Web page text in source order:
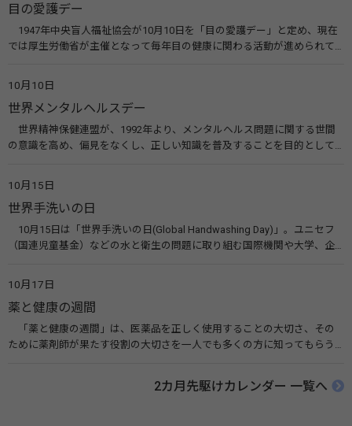
目の愛護デー
1947年中央盲人福祉協会が10月10日を「目の愛護デー」と定め、現在
では厚生労働省が主催となって毎年目の健康に関わる活動が進められて
会）
10月10日
世界メンタルヘルスデー
世界精神保健連盟が、1992年より、メンタルヘルス問題に関する世間
の意識を高め、偏見をなくし、正しい知識を普及することを目的として、
す。 関連リンク 世界メンタルヘルスデー（厚生労働省） 働く人のメンタ
ルヘルス・ポータルサイト「こころの耳」（厚生労働省）
10月15日
世界手洗いの日
10月15日は「世界手洗いの日(Global Handwashing Day)」。ユニセフ
（国連児童基金）などの水と衛生の問題に取り組む国際機関や大学、企
10月17日
薬と健康の週間
「薬と健康の週間」は、医薬品を正しく使用することの大切さ、その
ために薬剤師が果たす役割の大切さを一人でも多くの方に知ってもらう
伝えたい！薬との付き合い方」（保健指導リソースガイド）
2カ月先駆けカレンダー 一覧へ